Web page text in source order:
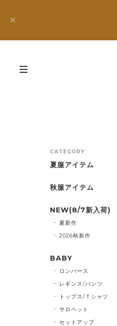
CATEGORY
夏服アイテム
秋服アイテム
NEW(8/7新入荷)
夏新作
2026秋新作
BABY
ロンパース
レギンス/パンツ
トップス/Ｔシャツ
サロペット
セットアップ